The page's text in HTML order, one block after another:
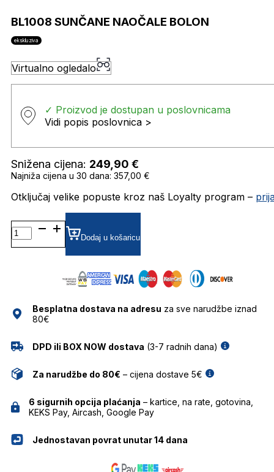
BL1008 SUNČANE NAOČALE BOLON
ekskluziva
Virtualno ogledalo
✓ Proizvod je dostupan u poslovnicama
Vidi popis poslovnica >
Snižena cijena: 249,90 €
Najniža cijena u 30 dana: 357,00 €
Otključaj velike popuste kroz naš Loyalty program –
BL1008 SUNČANE
NAOČALE
BOLON
Dodaj u košaricu
Besplatna dostava na adresu za sve narudžbe iznad
80€
DPD ili BOX NOW dostava (3-7 radnih dana)
Za narudžbe do 80€ – cijena dostave 5€
6 sigurnih opcija plaćanja – kartice, na rate, gotovina,
KEKS Pay, Aircash, Google Pay
Jednostavan povrat unutar 14 dana